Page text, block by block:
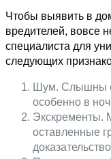
Чтобы выявить в
вредителей, вовсе
специалиста для
следующих
Шум. Слышны
особенно в
Экскременты.
оставленные